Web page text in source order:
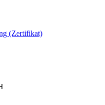
(Zertifikat)